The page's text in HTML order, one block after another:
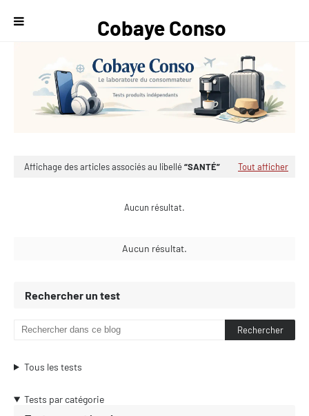
Cobaye Conso
— Le
laboratoire du
Affichage des articles associés au libellé SANTÉ Tout afficher
Aucun résultat.
Aucun résultat.
Rechercher un test
Tous les tests
Tests par catégorie